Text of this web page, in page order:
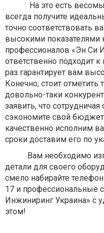
На это есть
всегда получите
точно соответствовать
высокими показателями
профессионалов «Эн Си
ответственно подходит
раз гарантирует вам
Конечно, стоит
довольно-таки
заявить, что
сэкономите свой
качественно исполним
сроки доставим его по
Вам необходимо
детали для своего
смело набирайте
17 и профессиональные
Инжиниринг Украина» с
этом!